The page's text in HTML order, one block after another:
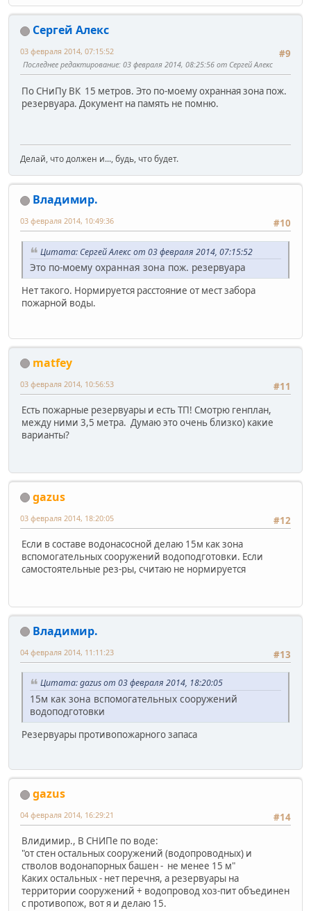
Сергей Алекс
#9
03 февраля 2014, 07:15:52
Последнее редактирование: 03 февраля 2014, 08:25:56 от Сергей Алекс
По СНиПу ВК 15 метров. Это по-моему охранная зона пож.
резервуара. Документ на память не помню.
Делай, что должен и..., будь, что будет.
Владимир.
#10
03 февраля 2014, 10:49:36
Цитата: Сергей Алекс от 03 февраля 2014, 07:15:52
Это по-моему охранная зона пож. резервуара
Нет такого. Нормируется расстояние от мест забора
пожарной воды.
matfey
#11
03 февраля 2014, 10:56:53
Есть пожарные резервуары и есть ТП! Смотрю генплан,
между ними 3,5 метра. Думаю это очень близко) какие
варианты?
gazus
#12
03 февраля 2014, 18:20:05
Если в составе водонасосной делаю 15м как зона
вспомогательных сооружений водоподготовки. Если
самостоятельные рез-ры, считаю не нормируется
Владимир.
#13
04 февраля 2014, 11:11:23
Цитата: gazus от 03 февраля 2014, 18:20:05
15м как зона вспомогательных сооружений
водоподготовки
Резервуары противопожарного запаса
gazus
#14
04 февраля 2014, 16:29:21
Влидимир., В СНИПе по воде:
"от стен остальных сооружений (водопроводных) и
стволов водонапорных башен - не менее 15 м"
Каких остальных - нет перечня, а резервуары на
территории сооружений + водопровод хоз-пит объединен
с противопож, вот я и делаю 15.